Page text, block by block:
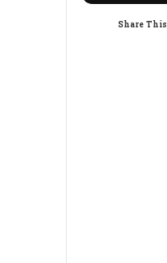
Share This